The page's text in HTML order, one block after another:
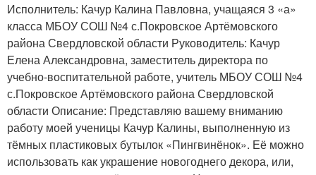
Исполнитель: Качур Калина Павловна, учащаяся 3 «а»
класса МБОУ СОШ №4 с.Покровское Артёмовского
района Свердловской области Руководитель: Качур
Елена Александровна, заместитель директора по
учебно-воспитательной работе, учитель МБОУ СОШ №4
с.Покровское Артёмовского района Свердловской
области Описание: Представляю вашему вниманию
работу моей ученицы Качур Калины, выполненную из
тёмных пластиковых бутылок «Пингвинёнок». Её можно
использовать как украшение новогоднего декора, или,